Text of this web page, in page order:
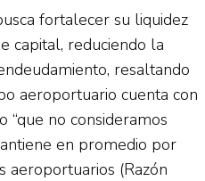
fortalecer su liquidez
capital, reduciendo la
resaltando
aeroportuario cuenta con
“que no consideramos
en promedio por
aeroportuarios (Razón